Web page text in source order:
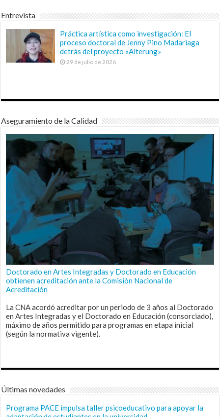
Entrevista
Práctica artística como investigación: El
proceso doctoral de Jenny Pino Madariaga
detrás del proyecto «Alterung»
29 de julio de 2026
Aseguramiento de la Calidad
Doctorado en Artes Integradas y Doctorado en Educación
obtienen acreditación ante la Comisión Nacional de
Acreditación
La CNA acordó acreditar por un periodo de 3 años al Doctorado
en Artes Integradas y el Doctorado en Educación (consorciado),
máximo de años permitido para programas en etapa inicial
(según la normativa vigente).
Últimas novedades
Programa PACE impulsa taller psicoeducativo para apoyar la